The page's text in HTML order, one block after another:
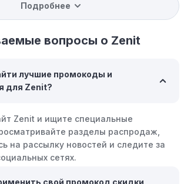
Скорее всего, в
есть программы поощрения,
баллы и обменивайте их на
во время распродаж:
Следите за
такими как "черная
часто предлагают значительные
Если Вы не торопитесь с покупкой,
случаях существует большая
Подробнее
вопросы о Zenit
лучшие промокоды и
для Zenit?
Zenit и ищите специальные
разделы распродаж,
на рассылку новостей и следите за
сетях.